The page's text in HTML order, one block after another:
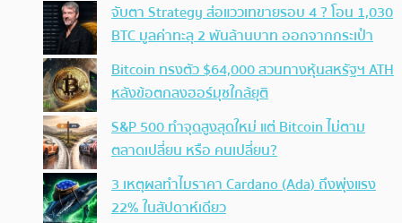
จับตา Strategy ส่อแววเทขายรอบ 4 ? โอน 1,030
BTC มูลค่าทะลุ 2 พันล้านบาท ออกจากกระเป๋า
Bitcoin ทรงตัว $64,000 สวนทางหุ้นสหรัฐฯ ATH
หลังข้อตกลงฮอร์มุซใกล้ยุติ
S&P 500 ทำจุดสูงสุดใหม่ แต่ Bitcoin ไม่ตาม
ตลาดเปลี่ยน หรือ คนเปลี่ยน?
3 เหตุผลทำไมราคา Cardano (Ada) ถึงพุ่งแรง
22% ในสัปดาห์เดียว